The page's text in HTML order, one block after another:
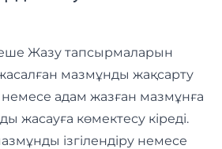
Жазу тапсырмаларын
мазмұнды жақсарту
немесе адам жазған мазмұнға
жасауға көмектесу кіреді.
ізгілендіру немесе